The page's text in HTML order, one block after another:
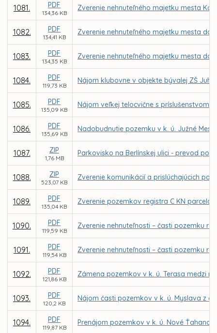
1081. PDF
134,36 KB
Zverenie nehnuteľného majetku mesta
1082. PDF
134,41 KB
Zverenie nehnuteľného majetku mesta do
1083. PDF
134,35 KB
Zverenie nehnuteľného majetku mesta do
1084. PDF
119,73 KB
Nájom klubovne v objekte bývalej ZŠ
1085. PDF
135,09 KB
Nájom veľkej telocvične s príslušenstvom
1086. PDF
135,69 KB
Nadobudnutie pozemku v k. ú. Južné
1087. ZIP
1,76 MB
Parkovisko na Berlínskej ulici - prevod
1088. ZIP
523,07 KB
Zverenie komunikácií a prislúchajúcich
1089. PDF
135,04 KB
Zverenie pozemkov registra C KN parcela
1090. PDF
119,59 KB
Zverenie nehnuteľnosti – časti pozemku
1091. PDF
119,54 KB
Zverenie nehnuteľnosti – časti pozemku
1092. PDF
121,86 KB
Zámena pozemkov v k. ú. Terasa medzi
1093. PDF
120,2 KB
Nájom časti pozemkov v k. ú. Myslava z
1094. PDF
119,87 KB
Prenájom pozemkov v k. ú. Nové